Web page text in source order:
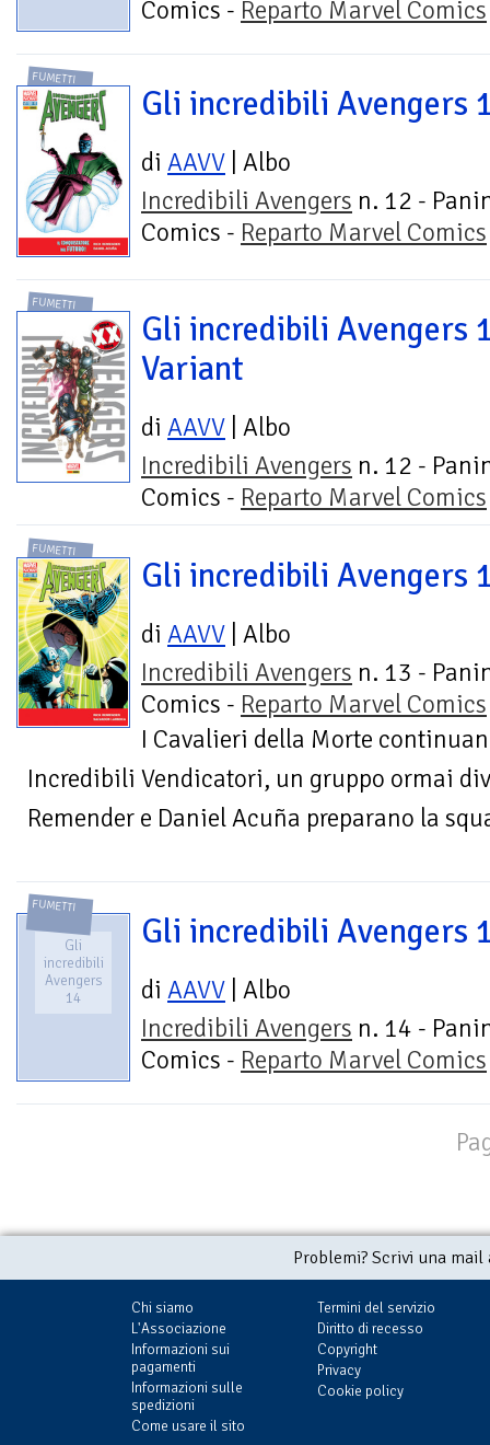
Comics - Reparto Marvel Comics
FUMETTI
Gli incredibili Avengers
di AAVV | Albo
Incredibili Avengers n. 12 -
Comics - Reparto Marvel Comics
FUMETTI
Gli incredibili Avengers
Variant
di AAVV | Albo
Incredibili Avengers n. 12 -
Comics - Reparto Marvel Comics
FUMETTI
Gli incredibili Avengers
di AAVV | Albo
Incredibili Avengers n. 13 -
Comics - Reparto Marvel Comics
I Cavalieri della Morte
Incredibili Vendicatori, un gruppo ormai
Remender e Daniel Acuña preparano la
FUMETTI
Gli
incredibili
Avengers
14
Gli incredibili Avengers
di AAVV | Albo
Incredibili Avengers n. 14 -
Comics - Reparto Marvel Comics
Problemi? Scrivi una
Chi siamo
L'Associazione
Informazioni sui
pagamenti
Informazioni sulle
spedizioni
Come usare il sito
Termini del servizio
Diritto di recesso
Copyright
Privacy
Cookie policy